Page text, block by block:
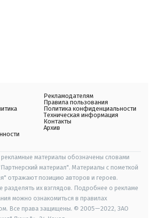
Рекламодателям
Правила пользования
Политика конфиденциальности
Техническая информация
Контакты
Архив
материалы обозначены словами
материал". Материалы с пометкой
отражают позицию авторов и героев.
разделять их взглядов. Подробнее о рекламе
можно ознакомиться в правилах
Все права защищены. © 2005—2022, ЗАО